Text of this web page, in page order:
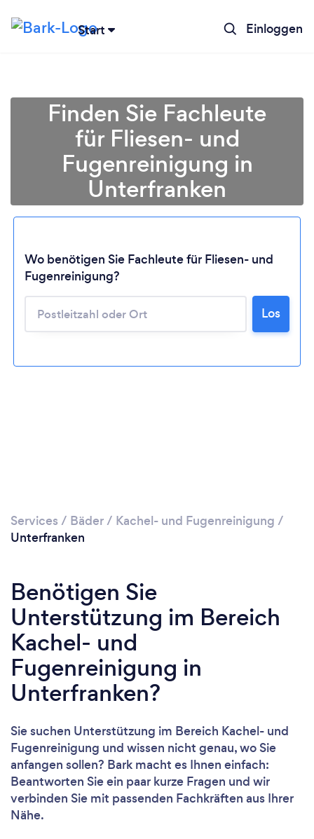
Start Einloggen
Lädt ...
Bitte warten ...
Finden Sie Fachleute
für Fliesen- und
Fugenreinigung in
Unterfranken
Wo benötigen Sie Fachleute für Fliesen- und
Fugenreinigung?
Los
Services / Bäder/ Kachel- und Fugenreinigung /
Unterfranken
Benötigen Sie
Unterstützung im Bereich
Kachel- und
Fugenreinigung in
Unterfranken?
Sie suchen Unterstützung im Bereich Kachel- und
Fugenreinigung und wissen nicht genau, wo Sie
anfangen sollen? Bark macht es Ihnen einfach:
Beantworten Sie ein paar kurze Fragen und wir
verbinden Sie mit passenden Fachkräften aus Ihrer
Nähe.